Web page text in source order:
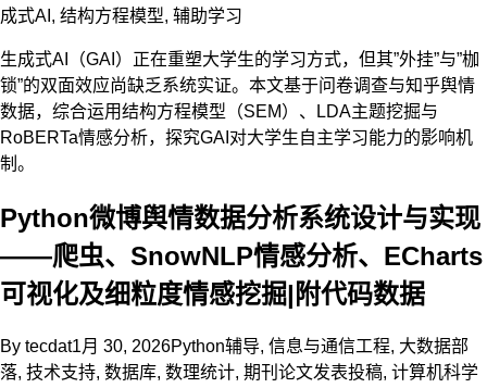
成式AI , 结构方程模型, 辅助学习
生成式AI（GAI）正在重塑大学生的学习方式，但其”外挂”与”枷
锁”的双面效应尚缺乏系统实证。本文基于问卷调查与知乎舆情
数据，综合运用结构方程模型（SEM）、LDA主题挖掘与
RoBERTa情感分析，探究GAI对大学生自主学习能力的影响机
制。
Python微博舆情数据分析系统设计与实现
——爬虫、SnowNLP情感分析、ECharts
可视化及细粒度情感挖掘|附代码数据
By tecdat1月 30, 2026Python辅导, 信息与通信工程, 大数据部
落, 技术支持, 数据库, 数理统计, 期刊论文发表投稿, 计算机科学